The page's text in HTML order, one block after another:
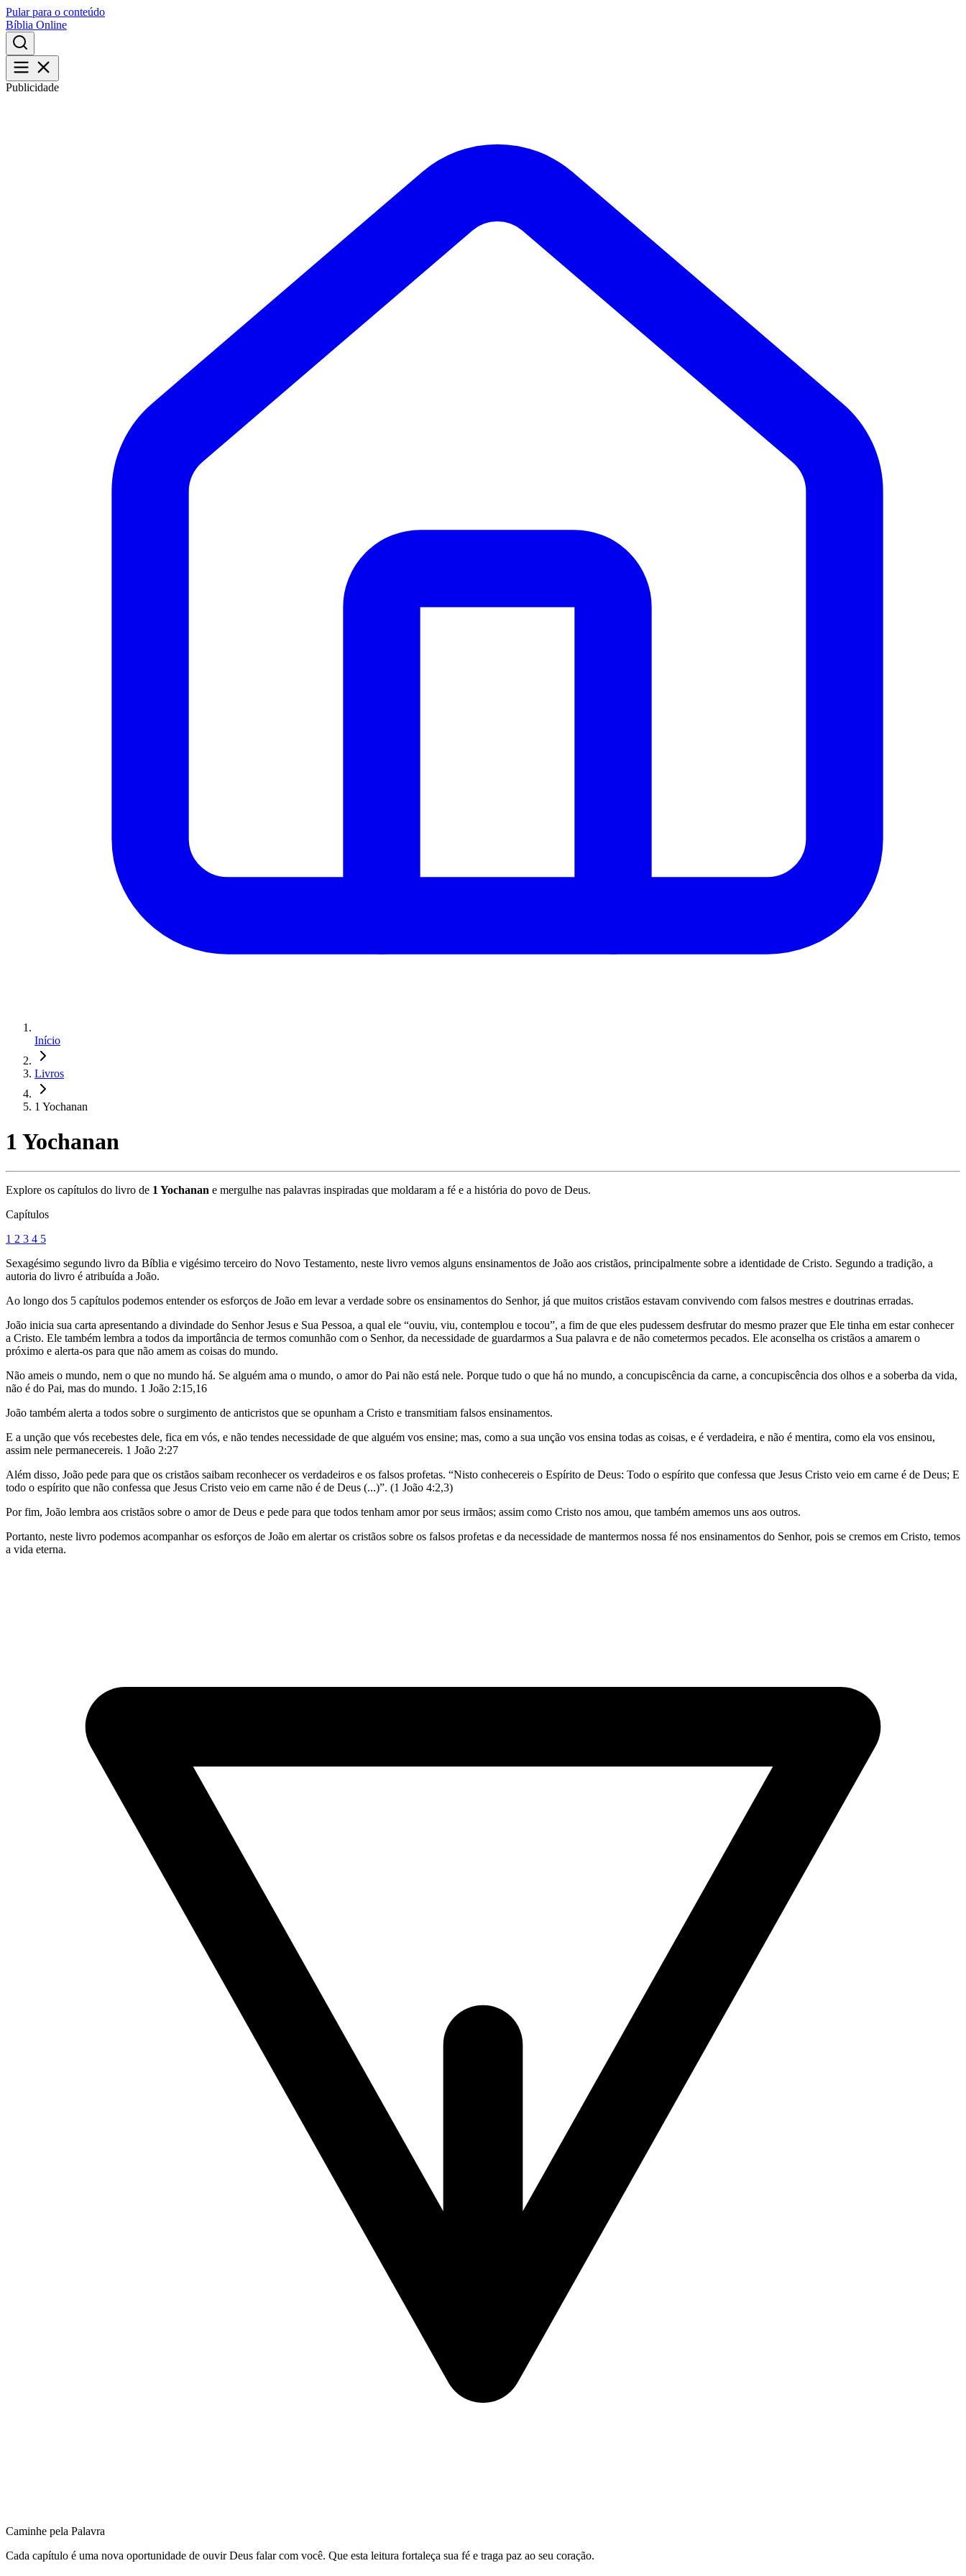
Pular para o conteúdo
Bíblia Online
Publicidade
Início
Livros
1 Yochanan
1 Yochanan
Explore os capítulos do livro de 1 Yochanan e mergulhe nas palavras inspiradas que moldaram a fé e a história do povo de Deus.
Capítulos
1 2 3 4 5
Sexagésimo segundo livro da Bíblia e vigésimo terceiro do Novo Testamento, neste livro vemos alguns ensinamentos de João aos cristãos, principalmente sobre a identidade de Cristo. Segundo a tradição, a
autoria do livro é atribuída a João.
Ao longo dos 5 capítulos podemos entender os esforços de João em levar a verdade sobre os ensinamentos do Senhor, já que muitos cristãos estavam convivendo com falsos mestres e doutrinas erradas.
João inicia sua carta apresentando a divindade do Senhor Jesus e Sua Pessoa, a qual ele “ouviu, viu, contemplou e tocou”, a fim de que eles pudessem desfrutar do mesmo prazer que Ele tinha em estar conhecer
a Cristo. Ele também lembra a todos da importância de termos comunhão com o Senhor, da necessidade de guardarmos a Sua palavra e de não cometermos pecados. Ele aconselha os cristãos a amarem o
próximo e alerta-os para que não amem as coisas do mundo.
Não ameis o mundo, nem o que no mundo há. Se alguém ama o mundo, o amor do Pai não está nele. Porque tudo o que há no mundo, a concupiscência da carne, a concupiscência dos olhos e a soberba da vida,
não é do Pai, mas do mundo. 1 João 2:15,16
João também alerta a todos sobre o surgimento de anticristos que se opunham a Cristo e transmitiam falsos ensinamentos.
E a unção que vós recebestes dele, fica em vós, e não tendes necessidade de que alguém vos ensine; mas, como a sua unção vos ensina todas as coisas, e é verdadeira, e não é mentira, como ela vos ensinou,
assim nele permanecereis. 1 João 2:27
Além disso, João pede para que os cristãos saibam reconhecer os verdadeiros e os falsos profetas. “Nisto conhecereis o Espírito de Deus: Todo o espírito que confessa que Jesus Cristo veio em carne é de Deus; E
todo o espírito que não confessa que Jesus Cristo veio em carne não é de Deus (...)”. (1 João 4:2,3)
Por fim, João lembra aos cristãos sobre o amor de Deus e pede para que todos tenham amor por seus irmãos; assim como Cristo nos amou, que também amemos uns aos outros.
Portanto, neste livro podemos acompanhar os esforços de João em alertar os cristãos sobre os falsos profetas e da necessidade de mantermos nossa fé nos ensinamentos do Senhor, pois se cremos em Cristo, temos
a vida eterna.
Caminhe pela Palavra
Cada capítulo é uma nova oportunidade de ouvir Deus falar com você. Que esta leitura fortaleça sua fé e traga paz ao seu coração.